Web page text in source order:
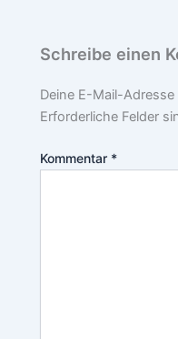
Schreibe einen
Deine E-Mail-
Erforderliche Felder
Kommentar *